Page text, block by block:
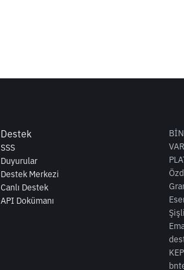
Destek
SSS
Duyurular
Destek Merkezi
Canlı Destek
API Dokümanı